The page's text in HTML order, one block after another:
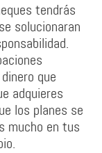
tendrás
solucionaran
que
adquieres
los planes se
mucho en tus